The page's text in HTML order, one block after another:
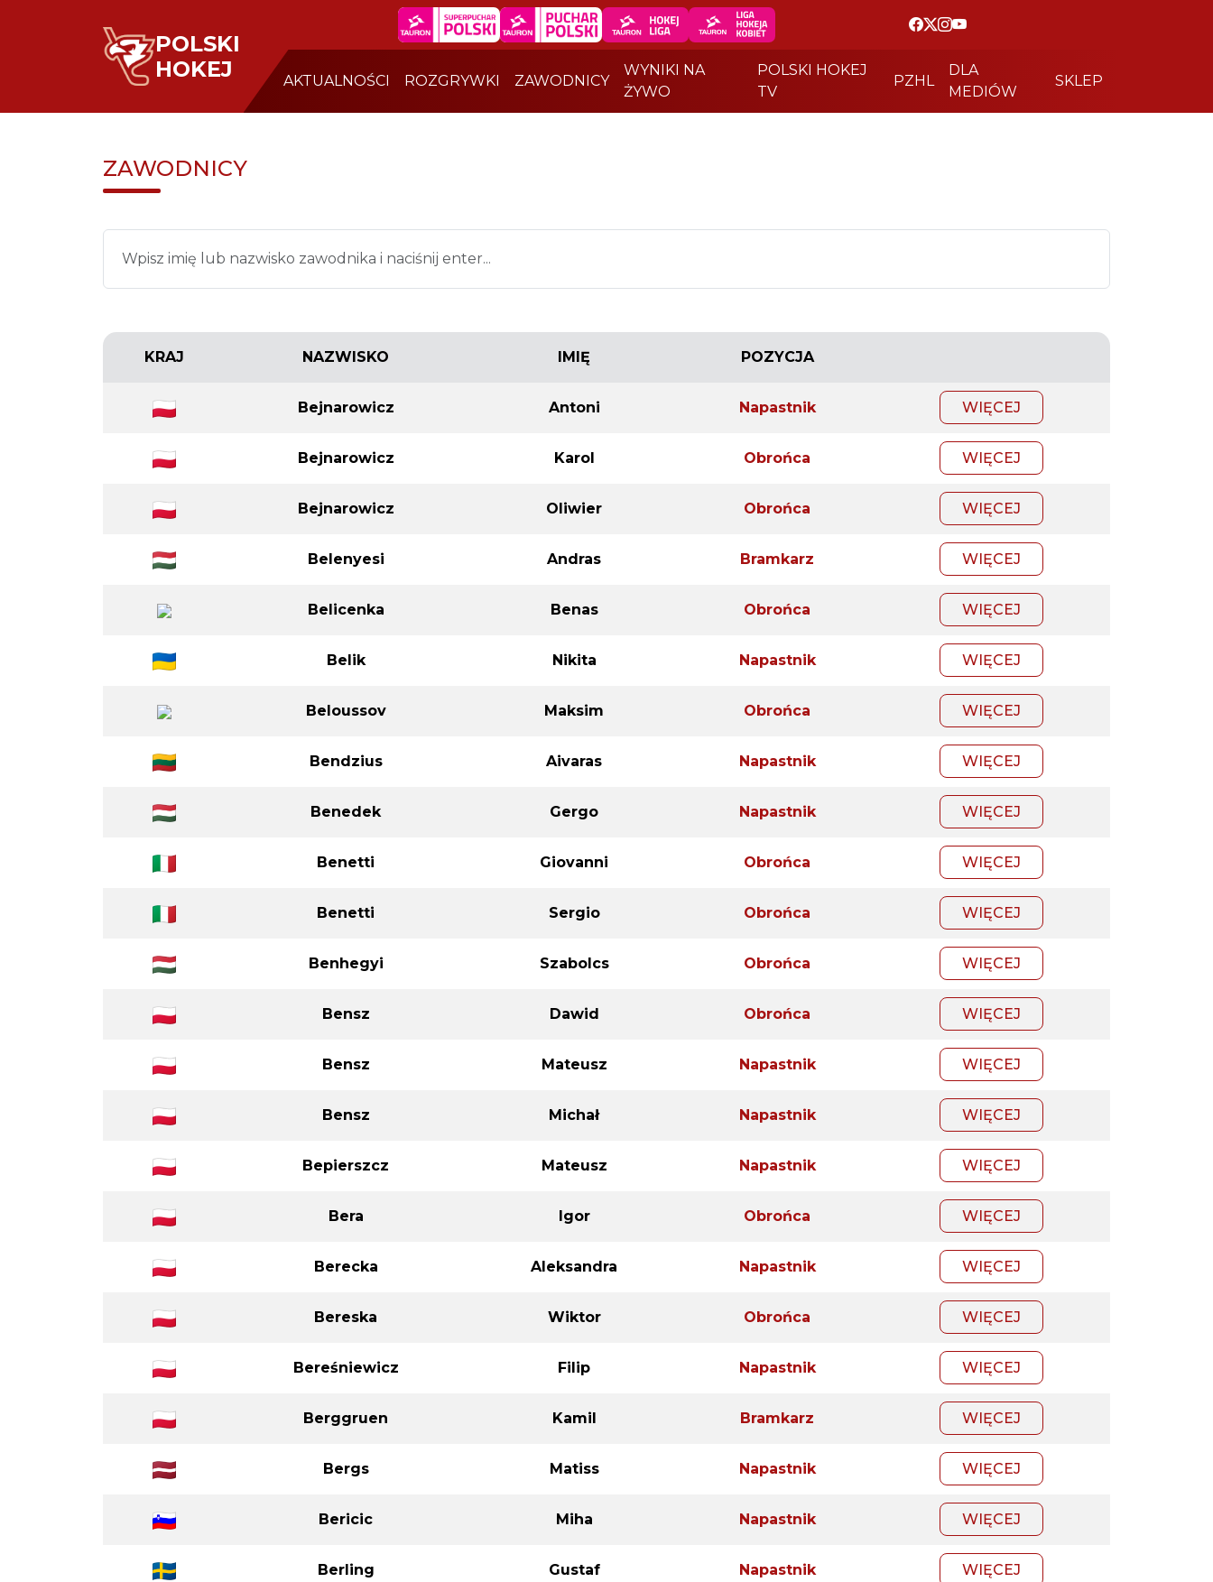
POLSKI
HOKEJ
AKTUALNOŚCI ROZGRYWKI ZAWODNICY
WYNIKI NA
ŻYWO
POLSKI HOKEJ
TV
PZHL
DLA
MEDIÓW
SKLEP
ZAWODNICY
KRAJ NAZWISKO IMIĘ POZYCJA
Bejnarowicz Antoni Napastnik WIĘCEJ
Bejnarowicz Karol Obrońca WIĘCEJ
Bejnarowicz Oliwier Obrońca WIĘCEJ
Belenyesi Andras Bramkarz WIĘCEJ
Belicenka Benas Obrońca WIĘCEJ
Belik Nikita Napastnik WIĘCEJ
Beloussov Maksim Obrońca WIĘCEJ
Bendzius Aivaras Napastnik WIĘCEJ
Benedek Gergo Napastnik WIĘCEJ
Benetti Giovanni Obrońca WIĘCEJ
Benetti Sergio Obrońca WIĘCEJ
Benhegyi Szabolcs Obrońca WIĘCEJ
Bensz Dawid Obrońca WIĘCEJ
Bensz Mateusz Napastnik WIĘCEJ
Bensz Michał Napastnik WIĘCEJ
Bepierszcz Mateusz Napastnik WIĘCEJ
Bera Igor Obrońca WIĘCEJ
Berecka Aleksandra Napastnik WIĘCEJ
Bereska Wiktor Obrońca WIĘCEJ
Bereśniewicz Filip Napastnik WIĘCEJ
Berggruen Kamil Bramkarz WIĘCEJ
Bergs Matiss Napastnik WIĘCEJ
Bericic Miha Napastnik WIĘCEJ
Berling Gustaf Napastnik WIĘCEJ